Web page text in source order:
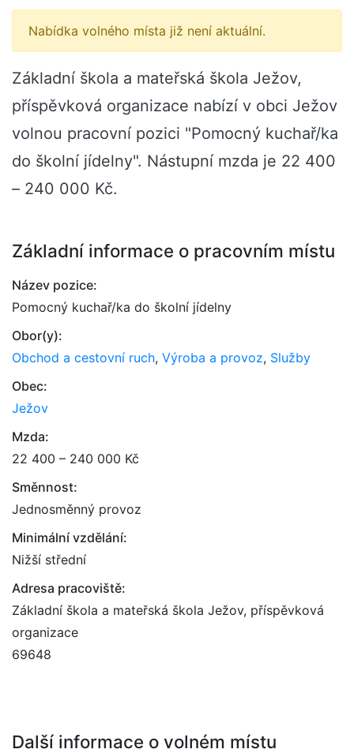
Nabídka volného místa již není aktuální.
Základní škola a mateřská škola Ježov,
příspěvková organizace nabízí v obci Ježov
volnou pracovní pozici "Pomocný kuchař/ka
do školní jídelny". Nástupní mzda je 22 400
– 240 000 Kč.
Základní informace o pracovním místu
Název pozice:
Pomocný kuchař/ka do školní jídelny
Obor(y):
Obchod a cestovní ruch, Výroba a provoz, Služby
Obec:
Ježov
Mzda:
22 400 – 240 000 Kč
Směnnost:
Jednosměnný provoz
Minimální vzdělání:
Nižší střední
Adresa pracoviště:
Základní škola a mateřská škola Ježov, příspěvková
organizace
69648
Další informace o volném místu